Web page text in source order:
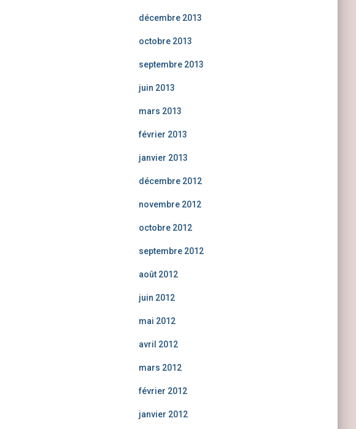
décembre 2013
octobre 2013
septembre 2013
juin 2013
mars 2013
février 2013
janvier 2013
décembre 2012
novembre 2012
octobre 2012
septembre 2012
août 2012
juin 2012
mai 2012
avril 2012
mars 2012
février 2012
janvier 2012